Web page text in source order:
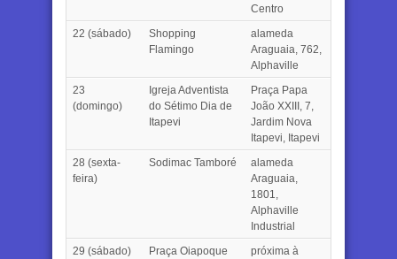
Centro
22 (sábado)
Shopping
Flamingo
alameda
Araguaia, 762,
Alphaville
23
(domingo)
Igreja Adventista
do Sétimo Dia de
Itapevi
Praça Papa
João XXIII, 7,
Jardim Nova
Itapevi, Itapevi
28 (sexta-
feira)
Sodimac Tamboré
alameda
Araguaia,
1801,
Alphaville
Industrial
29 (sábado)
Praça Oiapoque
próxima à